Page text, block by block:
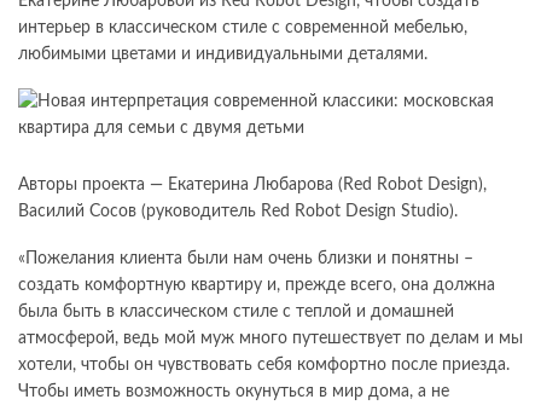
интерьер в классическом стиле с современной мебелью,
любимыми цветами и индивидуальными деталями.
Авторы проекта — Екатерина Любарова (Red Robot Design),
Василий Сосов (руководитель Red Robot Design Studio).
«Пожелания клиента были нам очень близки и понятны –
создать комфортную квартиру и, прежде всего, она должна
была быть в классическом стиле с теплой и домашней
атмосферой, ведь мой муж много путешествует по делам и мы
хотели, чтобы он чувствовать себя комфортно после приезда.
Чтобы иметь возможность окунуться в мир дома, а не